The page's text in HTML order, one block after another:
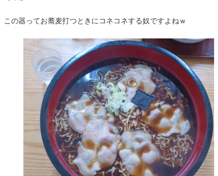
この器ってお蕎麦打つときにコネコネする奴ですよねｗ